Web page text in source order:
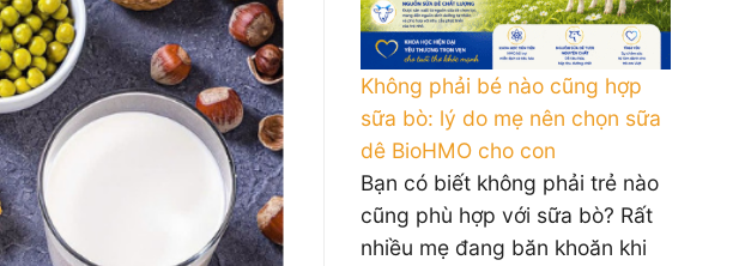
Không phải bé nào cũng hợp
sữa bò: lý do mẹ nên chọn sữa
dê BioHMO cho con
Bạn có biết không phải trẻ nào
cũng phù hợp với sữa bò? Rất
nhiều mẹ đang băn khoăn khi